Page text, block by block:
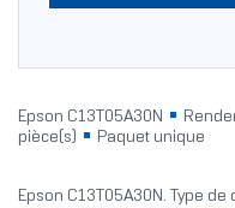
Epson C13T05A30N
pièce(s)
Paquet unique
Epson C13T05A30N. Type